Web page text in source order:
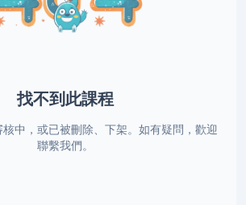
找不到此課程
中，或已被刪除、下架。如有疑問，歡迎
聯繫我們。